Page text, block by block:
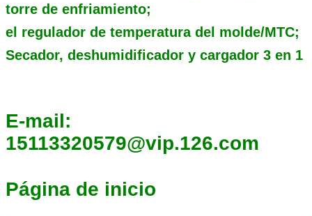
torre de enfriamiento;
el regulador de temperatura del molde/MTC;
Secador, deshumidificador y cargador 3 en 1
E-mail:
15113320579@vip.126.com
Página de inicio